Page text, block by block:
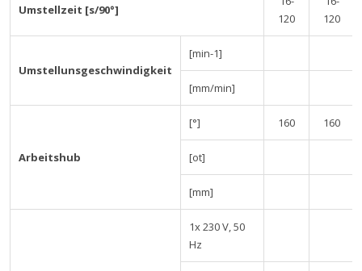
Umstellzeit [s/90°]
120
120
Umstellunsgeschwindigkeit
[min-1]
[mm/min]
Arbeitshub
[°] 160 160
[ot]
[mm]
1x 230 V, 50
Hz